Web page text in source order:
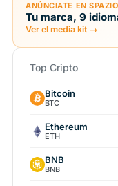
ANÚNCIATE EN
Tu marca, 9
Ver el media kit →
Top Cripto
Bitcoin
BTC
Ethereum
ETH
BNB
BNB